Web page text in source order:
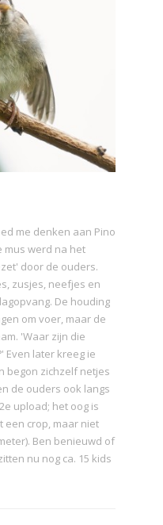
me denken aan Pino
mus werd na het
door de ouders.
zusjes, neefjes en
De houding
om voer, maar de
'Waar zijn die
Even later kreeg ie
begon zichzelf netjes
de ouders ook langs
upload; het oog is
een crop, maar niet
Ben benieuwd of
nu nog ca. 15 kids